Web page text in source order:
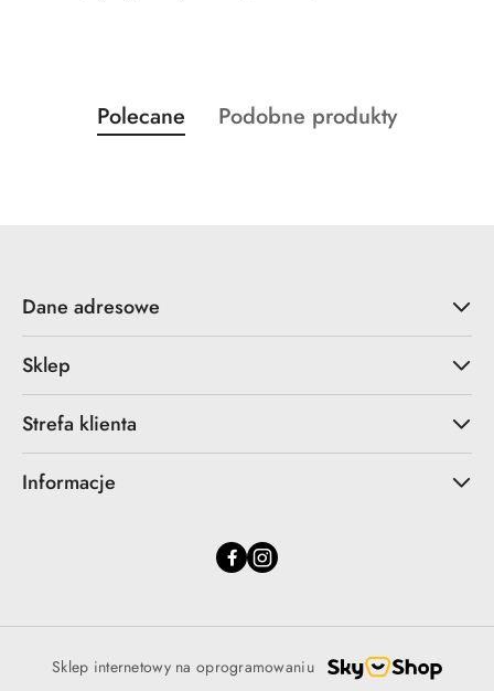
Pomiń karuzelę produktów
Produkty
o
Polecane
Produkty
Podobne produkty
Dane adresowe
Sklep
Strefa klienta
Informacje
Sklep internetowy na oprogramowaniu